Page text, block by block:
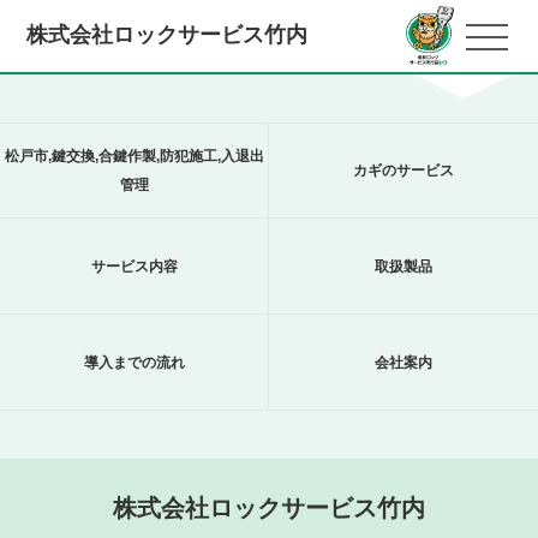
株式会社ロックサービス竹内
松戸市,鍵交換,合鍵作製,防犯施工,入退出
管理
カギのサービス
サービス内容 取扱製品
導入までの流れ 会社案内
株式会社ロックサービス竹内